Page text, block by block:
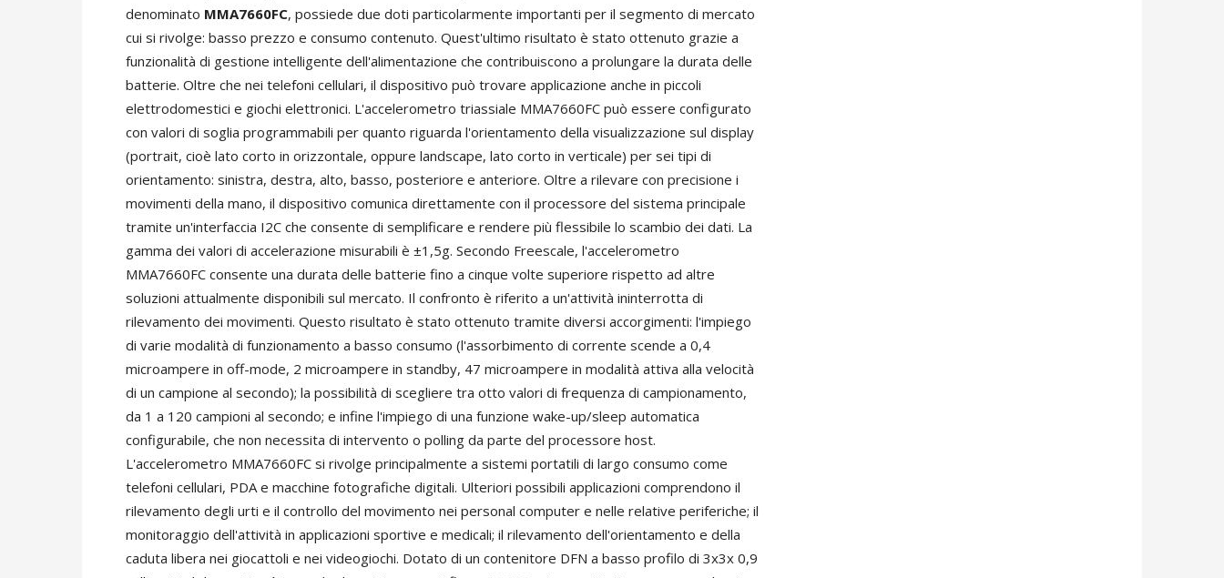
denominato MMA7660FC, possiede due doti particolarmente importanti per il segmento di mercato
cui si rivolge: basso prezzo e consumo contenuto. Quest'ultimo risultato è stato ottenuto grazie a
funzionalità di gestione intelligente dell'alimentazione che contribuiscono a prolungare la durata delle
batterie. Oltre che nei telefoni cellulari, il dispositivo può trovare applicazione anche in piccoli
elettrodomestici e giochi elettronici. L'accelerometro triassiale MMA7660FC può essere configurato
con valori di soglia programmabili per quanto riguarda l'orientamento della visualizzazione sul display
(portrait, cioè lato corto in orizzontale, oppure landscape, lato corto in verticale) per sei tipi di
orientamento: sinistra, destra, alto, basso, posteriore e anteriore. Oltre a rilevare con precisione i
movimenti della mano, il dispositivo comunica direttamente con il processore del sistema principale
tramite un'interfaccia I2C che consente di semplificare e rendere più flessibile lo scambio dei dati. La
gamma dei valori di accelerazione misurabili è ±1,5g. Secondo Freescale, l'accelerometro
MMA7660FC consente una durata delle batterie fino a cinque volte superiore rispetto ad altre
soluzioni attualmente disponibili sul mercato. Il confronto è riferito a un'attività ininterrotta di
rilevamento dei movimenti. Questo risultato è stato ottenuto tramite diversi accorgimenti: l'impiego
di varie modalità di funzionamento a basso consumo (l'assorbimento di corrente scende a 0,4
microampere in off-mode, 2 microampere in standby, 47 microampere in modalità attiva alla velocità
di un campione al secondo); la possibilità di scegliere tra otto valori di frequenza di campionamento,
da 1 a 120 campioni al secondo; e infine l'impiego di una funzione wake-up/sleep automatica
configurabile, che non necessita di intervento o polling da parte del processore host.
L'accelerometro MMA7660FC si rivolge principalmente a sistemi portatili di largo consumo come
telefoni cellulari, PDA e macchine fotografiche digitali. Ulteriori possibili applicazioni comprendono il
rilevamento degli urti e il controllo del movimento nei personal computer e nelle relative periferiche; il
monitoraggio dell'attività in applicazioni sportive e medicali; il rilevamento dell'orientamento e della
caduta libera nei giocattoli e nei videogiochi. Dotato di un contenitore DFN a basso profilo di 3x3x 0,9